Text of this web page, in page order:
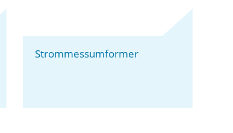
Strommessumformer